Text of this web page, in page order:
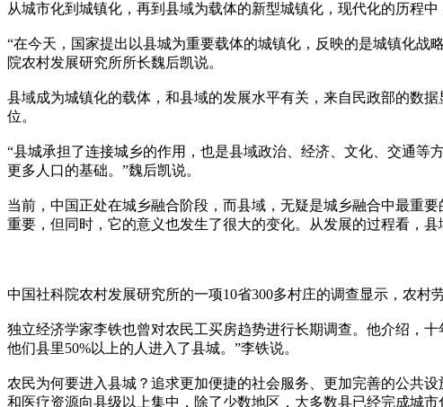
从城市化到城镇化，再到县域为载体的新型城镇化，现代化的历程
“在今天，国家提出以县城为重要载体的城镇化，反映的是城镇化
院农村发展研究所所长魏后凯说。
县域成为城镇化的载体，和县域的发展水平有关，来自民政部的数
位。
“县城承担了连接城乡的作用，也是县域政治、经济、文化、交通
更多人口的基础。”魏后凯说。
当前，中国正处在城乡融合阶段，而县域，无疑是城乡融合中最重
重要，但同时，它的意义也发生了很大的变化。从发展的过程看，
中国社科院农村发展研究所的一项10省300多村庄的调查显示，农村
独立经济学家李铁也曾对农民工买房趋势进行长期调查。他介绍，
他们县里50%以上的人进入了县城。”李铁说。
农民为何要进入县城？追求更加便捷的社会服务、更加完善的公共
和医疗资源向县级以上集中，除了少数地区，大多数县已经完成城